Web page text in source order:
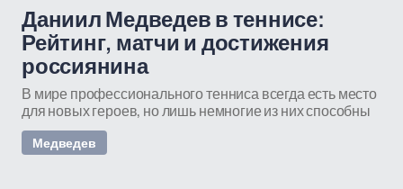
Даниил Медведев в теннисе:
Рейтинг, матчи и достижения
россиянина
В мире профессионального тенниса всегда есть место
для новых героев, но лишь немногие из них способны
Медведев